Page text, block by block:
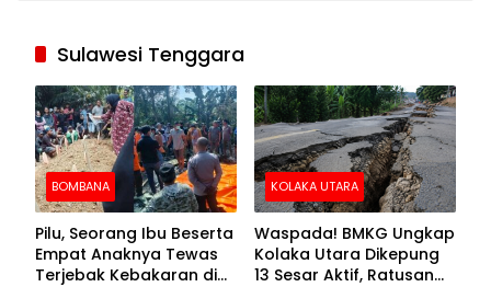
Sulawesi Tenggara
BOMBANA
Pilu, Seorang Ibu Beserta
Empat Anaknya Tewas
Terjebak Kebakaran di
KOLAKA UTARA
Waspada! BMKG Ungkap
Kolaka Utara Dikepung
13 Sesar Aktif, Ratusan